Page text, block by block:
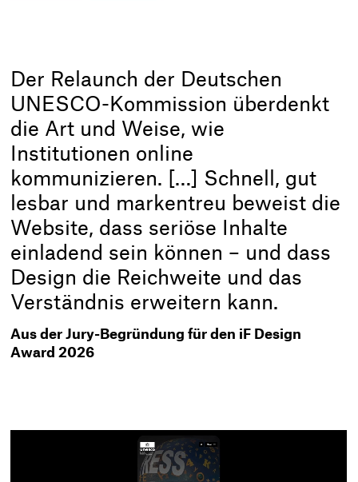
Der Relaunch der Deutschen
UNESCO-Kommission überdenkt
die Art und Weise, wie
Institutionen online
kommunizieren. […] Schnell, gut
lesbar und markentreu beweist die
Website, dass seriöse Inhalte
einladend sein können – und dass
Design die Reichweite und das
Verständnis erweitern kann.
Aus der Jury-Begründung für den iF Design
Award 2026